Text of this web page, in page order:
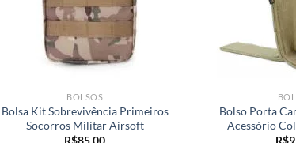
BOLSOS
Bolsa Kit Sobrevivência Primeiros
Socorros Militar Airsoft
Bolso Porta
Acessório